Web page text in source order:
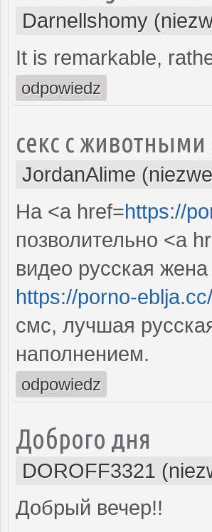
Darnellshomy
It is remarkable,
odpowiedz
секс с
JordanAlime
На <a href=https://
позволительно <a
видео русская
https://porno-
смс, лучшая
наполнением.
odpowiedz
Доброго дня
DOROFF3321
Добрый вечер!!